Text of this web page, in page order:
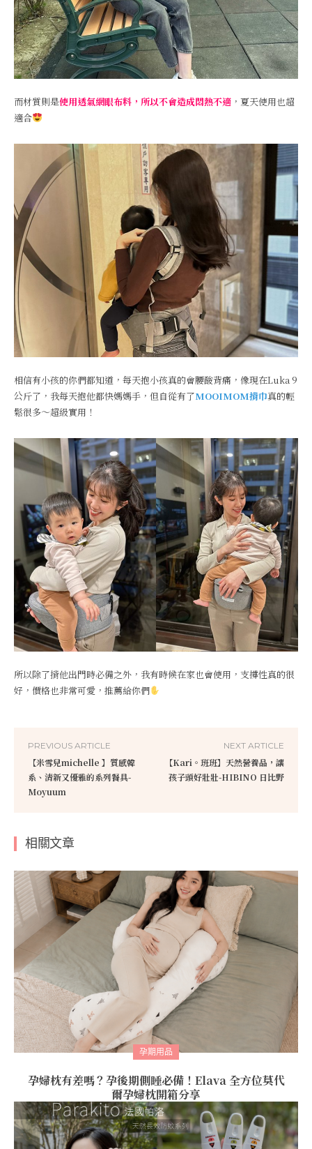
而材質則是使用透氣網眼布料，所以不會造成悶熱不適 ，夏天使用也超
適合
相信有小孩的你們都知道，每天抱小孩真的會腰酸背痛，像現在Luka 9
公斤了，我每天抱他都快媽媽手，但自從有了MOOIMOM揹巾真的輕
鬆很多～超級實用！
所以除了揹他出門時必備之外，我有時候在家也會使用，支撐性真的很
好，價格也非常可愛，推薦給你們
PREVIOUS ARTICLE
【米雪兒michelle 】質感韓
系、清新又優雅的系列餐具-
Moyuum
NEXT ARTICLE
【Kari。班班】天然營養品，讓
孩子頭好壯壯-HIBINO 日比野
相關文章
孕期用品
孕婦枕有差嗎？孕後期側睡必備！Elava 全方位莫代
爾孕婦枕開箱分享